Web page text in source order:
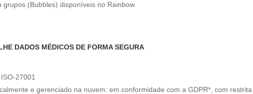
grupos (Bubbles) disponíveis no Rainbow
DADOS MÉDICOS DE FORMA SEGURA
27001
e gerenciado na nuvem: em conformidade com a GDPR*, com restrita